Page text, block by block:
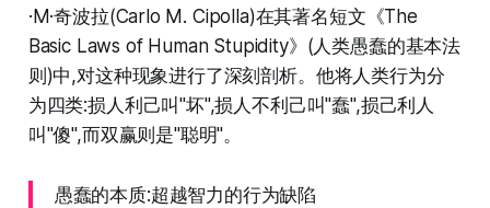
·M·奇波拉(Carlo M. Cipolla)在其著名短文《The
Basic Laws of Human Stupidity》(人类愚蠢的基本法
则)中,对这种现象进行了深刻剖析。他将人类行为分
为四类:损人利己叫"坏",损人不利己叫"蠢",损己利人
叫"傻",而双赢则是"聪明"。
愚蠢的本质:超越智力的行为缺陷